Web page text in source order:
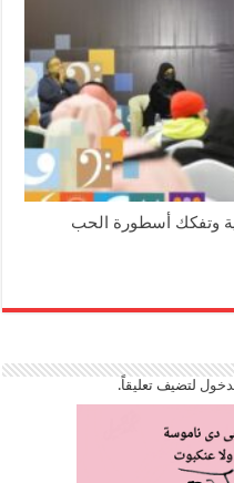
وتفكك أسطورة الحب
لتضيف تعليقاً.